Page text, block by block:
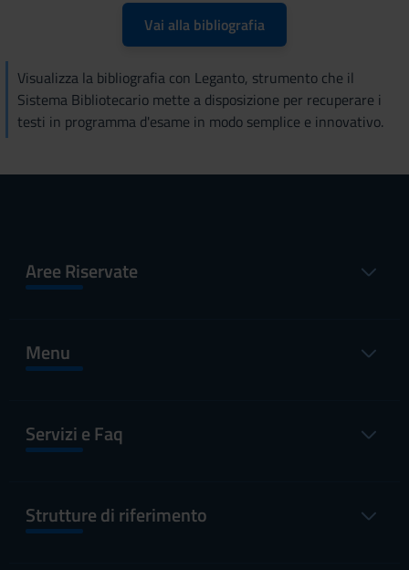
Vai alla bibliografia
Visualizza la bibliografia con Leganto, strumento che il
Sistema Bibliotecario mette a disposizione per recuperare i
testi in programma d'esame in modo semplice e innovativo.
Aree Riservate
Menu
Servizi e Faq
Strutture di riferimento